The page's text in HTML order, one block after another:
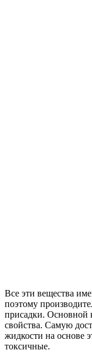
Все эти вещества
поэтому
присадки. Основной
свойства. Самую
жидкости на основе
токсичные.